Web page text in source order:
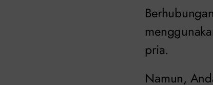
pria.
Namun,